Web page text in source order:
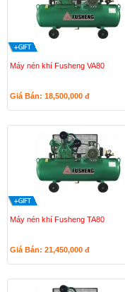
Máy nén khí Fusheng VA80
Giá Bán: 18,500,000 đ
Máy nén khí Fusheng TA80
Giá Bán: 21,450,000 đ